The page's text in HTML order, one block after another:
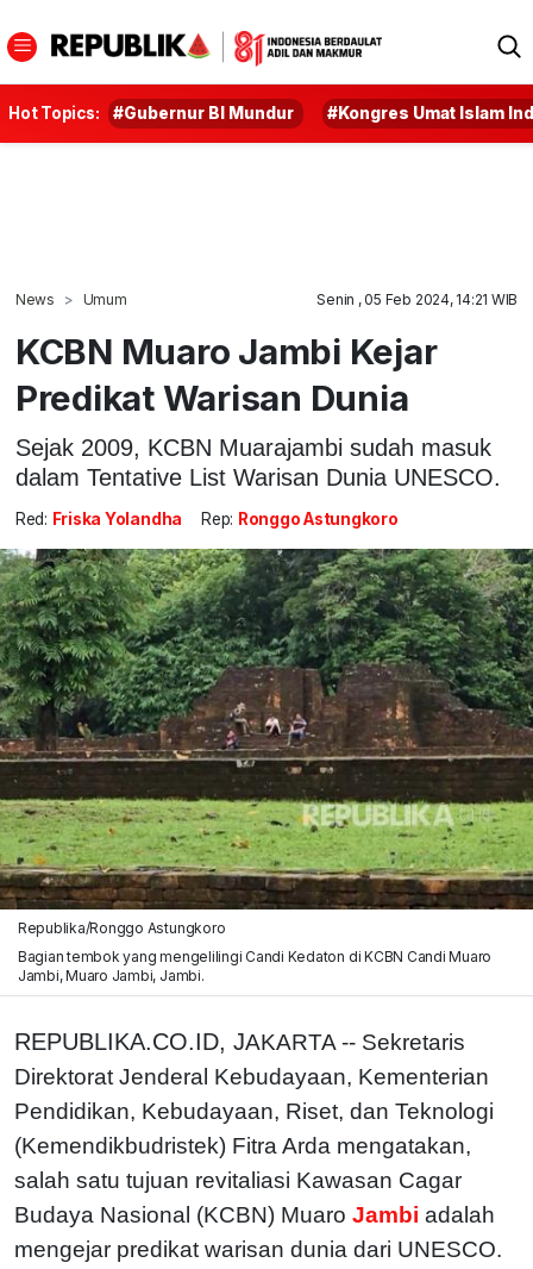
Hot Topics: #Gubernur BI Mundur #Kongres Umat Islam
News Umum Senin , 05 Feb 2024, 14:21 WIB
KCBN Muaro Jambi Kejar
Predikat Warisan Dunia
Sejak 2009, KCBN Muarajambi sudah masuk
dalam Tentative List Warisan Dunia UNESCO.
Red: Friska Yolandha Rep: Ronggo Astungkoro
Republika/Ronggo Astungkoro
Bagian tembok yang mengelilingi Candi Kedaton di KCBN Candi Muaro
Jambi, Muaro Jambi, Jambi.
REPUBLIKA.CO.ID, JAKARTA -- Sekretaris
Direktorat Jenderal Kebudayaan, Kementerian
Pendidikan, Kebudayaan, Riset, dan Teknologi
(Kemendikbudristek) Fitra Arda mengatakan,
salah satu tujuan revitaliasi Kawasan Cagar
Budaya Nasional (KCBN) Muaro Jambi adalah
mengejar predikat warisan dunia dari UNESCO.